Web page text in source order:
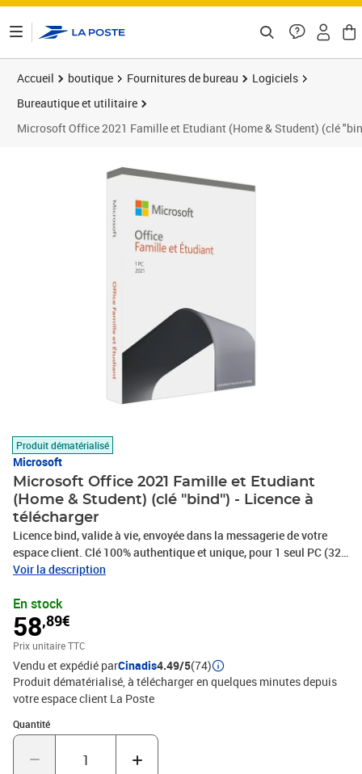
Accueil boutique Fournitures de bureau
Logiciels
Bureautique et utilitaire
Microsoft Office 2021 Famille et Etudiant (Home & Student) (clé
Produit dématérialisé
Microsoft
Microsoft Office 2021 Famille et Etudiant
(Home & Student) (clé "bind") - Licence à
télécharger
Licence bind, valide à vie, envoyée dans la messagerie de votre
espace client. Clé 100% authentique et unique, pour 1 seul PC (32
et 64 bits). Logiciel à télécharger (support d'installation non
sérieux et fiable ! Facture avec TVA.
Voir la description
En stock
58,89€
Prix unitaire TTC
Vendu et expédié parCinadis4.49/5(74)
Produit dématérialisé, à télécharger en quelques minutes depuis
votre espace client La Poste
Quantité
Quantité : 1